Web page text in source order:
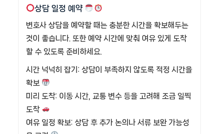
상담 일정 예약
변호사 상담을 예약할 때는 충분한 시간을 확보해두는
것이 좋습니다. 또한 예약 시간에 맞춰 여유 있게 도착
할 수 있도록 준비하세요.
시간 넉넉히 잡기: 상담이 부족하지 않도록 적정 시간을
확보
미리 도착: 이동 시간, 교통 변수 등을 고려해 조금 일찍
도착
여유 일정 확보: 상담 후 추가 논의나 서류 보완 가능성